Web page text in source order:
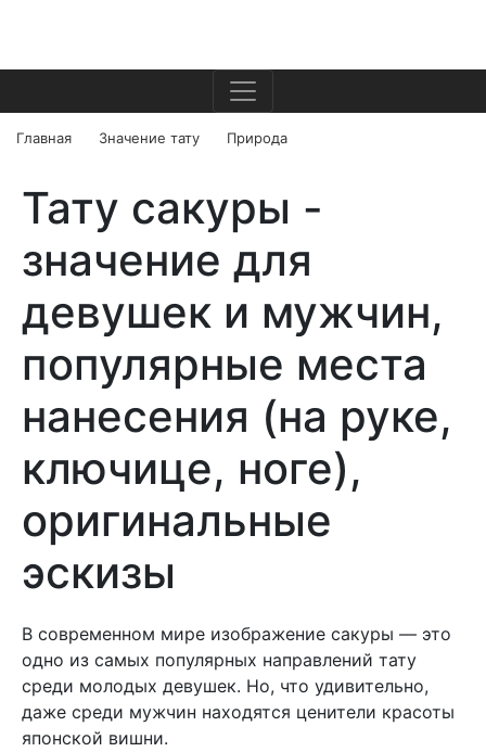
Главная Значение тату Природа
Тату сакуры -
значение для
девушек и мужчин,
популярные места
нанесения (на руке,
ключице, ноге),
оригинальные
эскизы
В современном мире изображение сакуры — это
одно из самых популярных направлений тату
среди молодых девушек. Но, что удивительно,
даже среди мужчин находятся ценители красоты
японской вишни.